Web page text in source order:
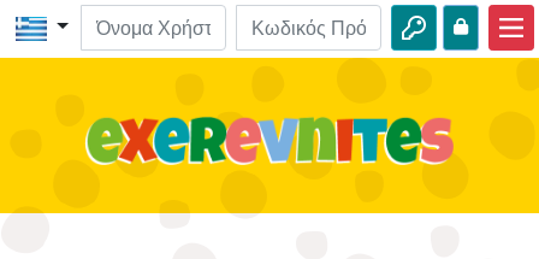
ΒΙΒΛΟ-Εξερευνήσεις